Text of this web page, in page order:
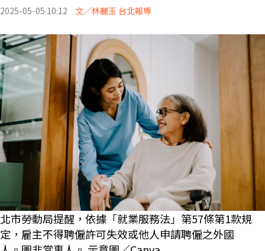
2025-05-05 10:12 文／林麗玉 台北報導
北市勞動局提醒，依據「就業服務法」第57條第1款規
定，雇主不得聘僱許可失效或他人申請聘僱之外國